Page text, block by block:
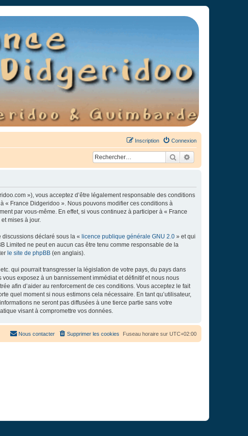
Connexion
Inscription
Rechercher
»), vous acceptez d’être légalement responsable des conditions
« France Didgeridoo ». Nous pouvons modifier ces conditions à
par vous-même. En effet, si vous continuez à participer à « France
mises à jour.
déclaré sous la « licence publique générale GNU 2.0 » et qui
Limited ne peut en aucun cas être tenu comme responsable de la
le site de phpBB (en anglais).
qui pourrait transgresser la législation de votre pays, du pays dans
exposez à un bannissement immédiat et définitif et nous nous
afin d’aider au renforcement de ces conditions. Vous acceptez le fait
quel moment si nous estimons cela nécessaire. En tant qu’utilisateur,
ne seront pas diffusées à une tierce partie sans votre
visant à compromettre vos données.
Fuseau horaire sur UTC+02:00
Supprimer les cookies
Nous contacter